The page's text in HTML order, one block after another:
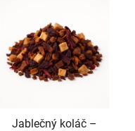
Jablečný koláč –